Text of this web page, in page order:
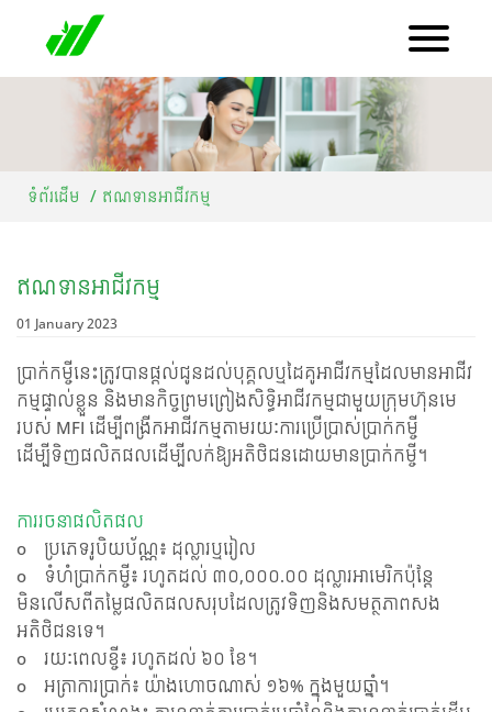
ទំព័រដើម ឥណទានអាជីវកម្ម
ឥណទានអាជីវកម្ម
01 January 2023
ប្រាក់កម្ចីនេះត្រូវបានផ្តល់ជូនដល់បុគ្គលឬដៃគូអាជីវកម្មដែលមានអាជីវ
កម្មផ្ទាល់ខ្លួន និងមានកិច្ចព្រមព្រៀងសិទ្ធិអាជីវកម្មជាមួយក្រុមហ៊ុនមេ
របស់ MFI ដើម្បីពង្រីកអាជីវកម្មតាមរយៈការប្រើប្រាស់ប្រាក់កម្ចី
ដើម្បីទិញផលិតផលដើម្បីលក់ឱ្យអតិថិជនដោយមានប្រាក់កម្ចី។
ការរចនាផលិតផល
o ប្រភេទរូបិយប័ណ្ណ៖ ដុល្លារឬរៀល
o ទំហំប្រាក់កម្ចី៖ រហូតដល់ ៣០,០០០.០០ ដុល្លារអាមេរិកប៉ុន្តែ
មិនលើសពីតម្លៃផលិតផលសរុបដែលត្រូវទិញនិងសមត្ថភាពសង
អតិថិជនទេ។
o រយៈពេលខ្ចី៖ រហូតដល់ ៦០ ខែ។
o អត្រាការប្រាក់៖ យ៉ាងហោចណាស់ ១៦% ក្នុងមួយឆ្នាំ។